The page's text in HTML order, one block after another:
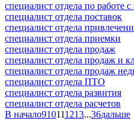
специалист отдела по работе
специалист отдела поставок
специалист отдела
специалист отдела приемки
специалист отдела продаж
специалист отдела продаж и
специалист отдела продаж
специалист отдела ПТО
специалист отдела развития
специалист отдела расчетов
В начало910111213...36дальше